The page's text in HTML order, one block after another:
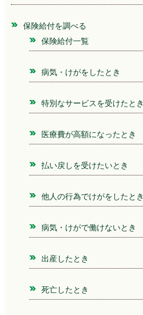
保険給付を調べる
保険給付一覧
病気・けがをしたとき
特別なサービスを受けたとき
医療費が高額になったとき
払い戻しを受けたいとき
他人の行為でけがをしたとき
病気・けがで働けないとき
出産したとき
死亡したとき